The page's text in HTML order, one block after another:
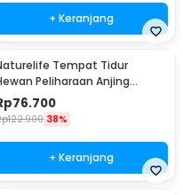
+ Keranjang
Tempat Tidur
Peliharaan Anjing
Pet Dog Bed Size L -
76.700
122.900 38%
+ Keranjang